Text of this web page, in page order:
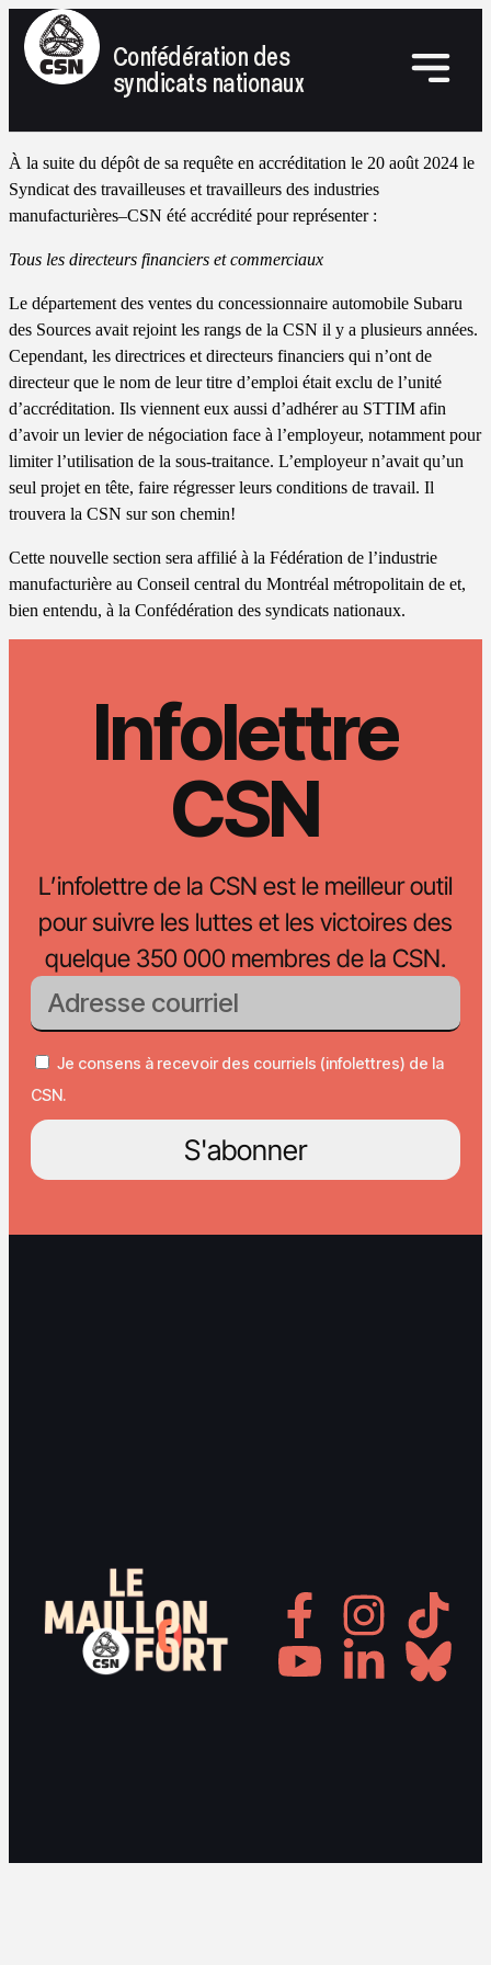
Confédération des
syndicats nationaux
À la suite du dépôt de sa requête en accréditation le 20 août 2024 le
Syndicat des travailleuses et travailleurs des industries
manufacturières–CSN été accrédité pour représenter :
Tous les directeurs financiers et commerciaux
Le département des ventes du concessionnaire automobile Subaru
des Sources avait rejoint les rangs de la CSN il y a plusieurs années.
Cependant, les directrices et directeurs financiers qui n’ont de
directeur que le nom de leur titre d’emploi était exclu de l’unité
d’accréditation. Ils viennent eux aussi d’adhérer au STTIM afin
d’avoir un levier de négociation face à l’employeur, notamment pour
limiter l’utilisation de la sous-traitance. L’employeur n’avait qu’un
seul projet en tête, faire régresser leurs conditions de travail. Il
trouvera la CSN sur son chemin!
Cette nouvelle section sera affilié à la Fédération de l’industrie
manufacturière au Conseil central du Montréal métropolitain de et,
bien entendu, à la Confédération des syndicats nationaux.
Infolettre
CSN
L’infolettre de la CSN est le meilleur outil
pour suivre les luttes et les victoires des
quelque 350 000 membres de la CSN.
Je consens à recevoir des courriels (infolettres) de la
CSN.
S'abonner